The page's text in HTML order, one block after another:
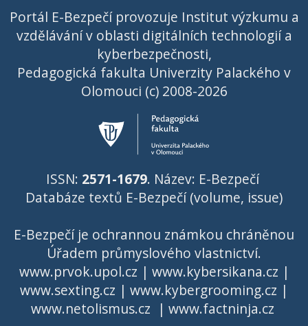
Portál E-Bezpečí provozuje Institut výzkumu a
vzdělávání v oblasti digitálních technologií a
kyberbezpečnosti,
Pedagogická fakulta Univerzity Palackého v
Olomouci (c) 2008-2026
ISSN: 2571-1679. Název: E-Bezpečí
Databáze textů E-Bezpečí (volume, issue)
E-Bezpečí je ochrannou známkou chráněnou
Úřadem průmyslového vlastnictví.
www.prvok.upol.cz | www.kybersikana.cz |
www.sexting.cz | www.kybergrooming.cz |
www.netolismus.cz | www.factninja.cz